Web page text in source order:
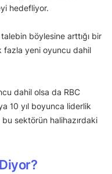
hedefliyor.
böylesine arttığı bir
fazla yeni oyuncu dahil
dahil olsa da RBC
10 yıl boyunca liderlik
sektörün halihazırdaki